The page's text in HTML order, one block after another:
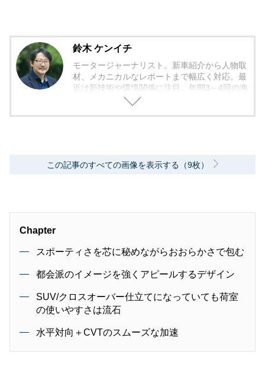
鈴木 ケンイチ
モータージャーナリスト。新車紹介から人物取
材、メカニカルなレポートまで幅広く対応。最
近は新技術や環境関係に注目。年間3～4回の海
外モーターショー取材を実施。レース経験あ
この記事のすべての画像を表示する（9枚）
Chapter
スポーティさを芯に秘めながらおおらかさで包む
都会派のイメージを強くアピールするデザイン
SUV/クロスオーバー仕立てになっていても荷室
の使いやすさは流石
水平対向＋CVTのスムーズな加速